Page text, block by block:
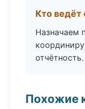
Кто ведёт
Назначаем
отчётность.
Похожие